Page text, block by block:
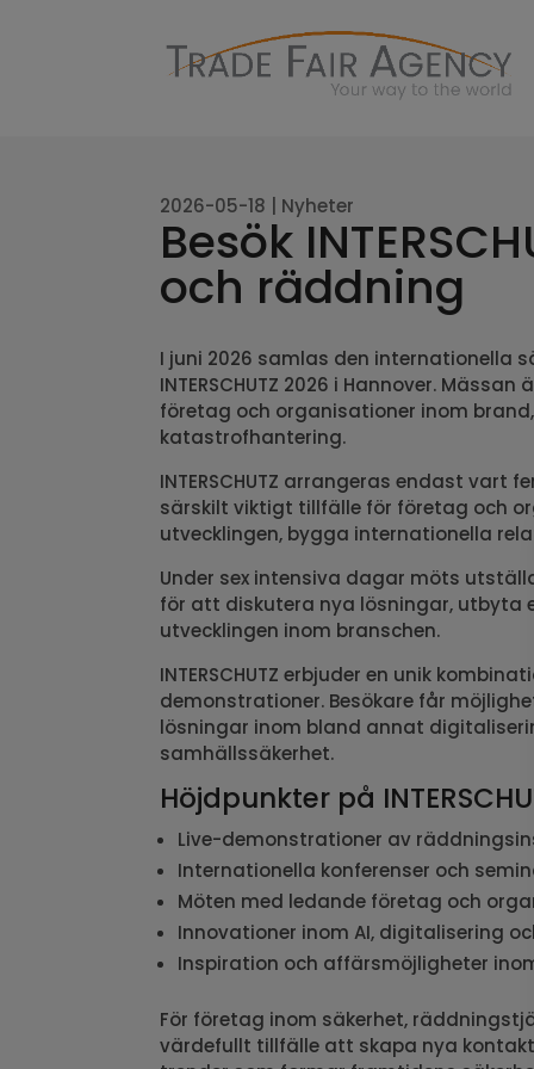
Besök
och räddning
2026-05-18 Nyheter
I juni 2026 samlas den internationella
INTERSCHUTZ 2026 i Hannover. Mässan
företag och organisationer inom
katastrofhantering.
INTERSCHUTZ arrangeras endast
särskilt viktigt tillfälle för företag och
utvecklingen, bygga internationella
Under sex intensiva dagar möts
för att diskutera nya lösningar, utbyta
utvecklingen inom branschen.
INTERSCHUTZ erbjuder en unik
demonstrationer. Besökare får
lösningar inom bland annat
samhällssäkerhet.
Höjdpunkter på
Live-demonstrationer av
Internationella konferenser och
Möten med ledande företag och
Innovationer inom AI, digitalisering
Inspiration och affärsmöjligheter
För företag inom säkerhet,
värdefullt tillfälle att skapa nya